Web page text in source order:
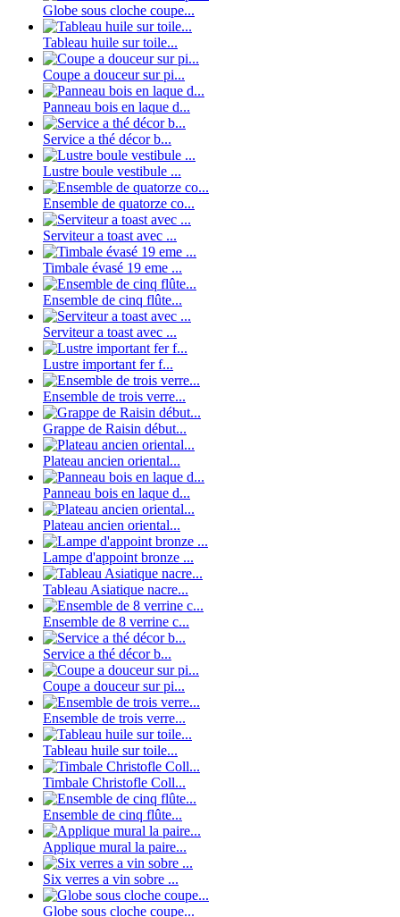
Globe sous cloche coupe...
Tableau huile sur toile...
Coupe a douceur sur pi...
Panneau bois en laque d...
Service a thé décor b...
Lustre boule vestibule ...
Ensemble de quatorze co...
Serviteur a toast avec ...
Timbale évasé 19 eme ...
Ensemble de cinq flûte...
Serviteur a toast avec ...
Lustre important fer f...
Ensemble de trois verre...
Grappe de Raisin début...
Plateau ancien oriental...
Panneau bois en laque d...
Plateau ancien oriental...
Lampe d'appoint bronze ...
Tableau Asiatique nacre...
Ensemble de 8 verrine c...
Service a thé décor b...
Coupe a douceur sur pi...
Ensemble de trois verre...
Tableau huile sur toile...
Timbale Christofle Coll...
Ensemble de cinq flûte...
Applique mural la paire...
Six verres a vin sobre ...
Globe sous cloche coupe...